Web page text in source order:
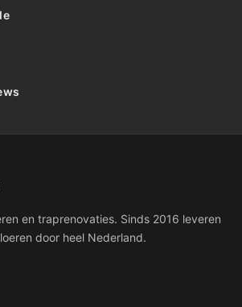
en traprenovaties. Sinds 2016 leveren
door heel Nederland.